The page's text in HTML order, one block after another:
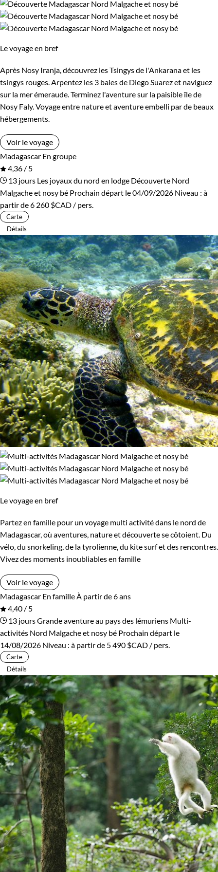
Le voyage en bref
Après Nosy Iranja, découvrez les Tsingys de l'Ankarana et les
tsingys rouges. Arpentez les 3 baies de Diego Suarez et naviguez
sur la mer émeraude. Terminez l'aventure sur la paisible île de
Nosy Faly. Voyage entre nature et aventure embelli par de beaux
hébergements.
Voir le voyage
Madagascar En groupe
4,36 / 5
13 jours Les joyaux du nord en lodge Découverte Nord
Malgache et nosy bé Prochain départ le 04/09/2026 Niveau : à
partir de6 260 $CAD / pers.
Carte
Détails
Le voyage en bref
Partez en famille pour un voyage multi activité dans le nord de
Madagascar, où aventures, nature et découverte se côtoient. Du
vélo, du snorkeling, de la tyrolienne, du kite surf et des rencontres.
Vivez des moments inoubliables en famille
Voir le voyage
Madagascar En famille À partir de 6 ans
4,40 / 5
13 joursGrande aventure au pays des lémuriens Multi-
activités Nord Malgache et nosy bé Prochain départ le
14/08/2026 Niveau : à partir de 5 490 $CAD / pers.
Carte
Détails